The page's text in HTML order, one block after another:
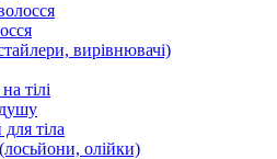
вирівнювачі)
тілі
тіла
олійки)